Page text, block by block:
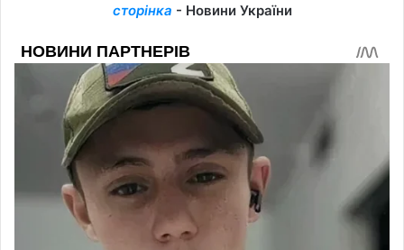
сторінка - Новини України